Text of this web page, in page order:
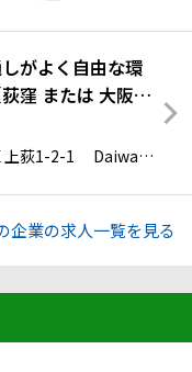
がよく自由な環
窪 または 大阪京
2-1 Daiwa荻窪タワー
企業の求人一覧を見る